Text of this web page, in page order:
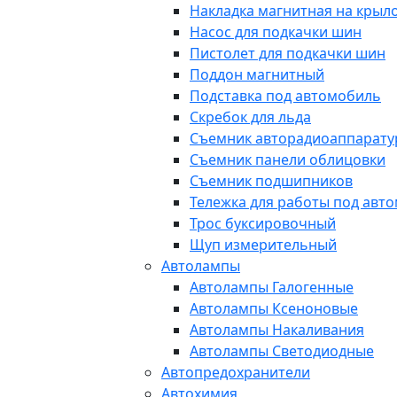
Накладка магнитная на
Насос для подкачки шин
Пистолет для подкачки шин
Поддон магнитный
Подставка под автомобиль
Скребок для льда
Съемник
Съемник панели облицовки
Съемник подшипников
Тележка для работы под
Трос буксировочный
Щуп измерительный
Автолампы
Автолампы Галогенные
Автолампы Ксеноновые
Автолампы Накаливания
Автолампы Светодиодные
Автопредохранители